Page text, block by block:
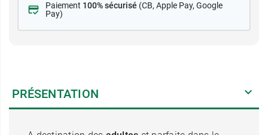
Paiement 100% sécurisé (CB, Apple Pay, Google
Pay)
PRÉSENTATION